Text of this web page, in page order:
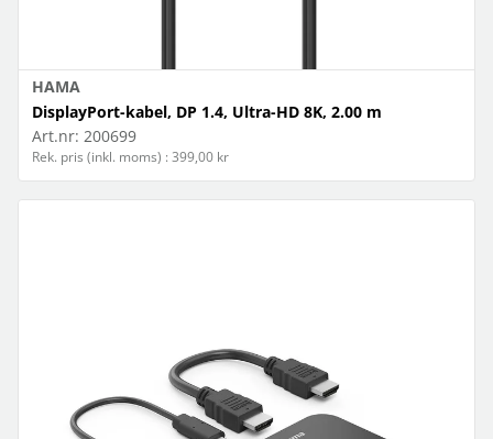
HAMA
DisplayPort-kabel, DP 1.4, Ultra-HD 8K, 2.00 m
Art.nr: 200699
Rek. pris (inkl. moms) : 399,00 kr